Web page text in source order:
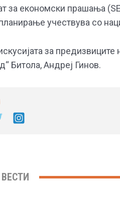
за економски прашања
учествува со
за предизвиците
Битола, Андреј Гинов.